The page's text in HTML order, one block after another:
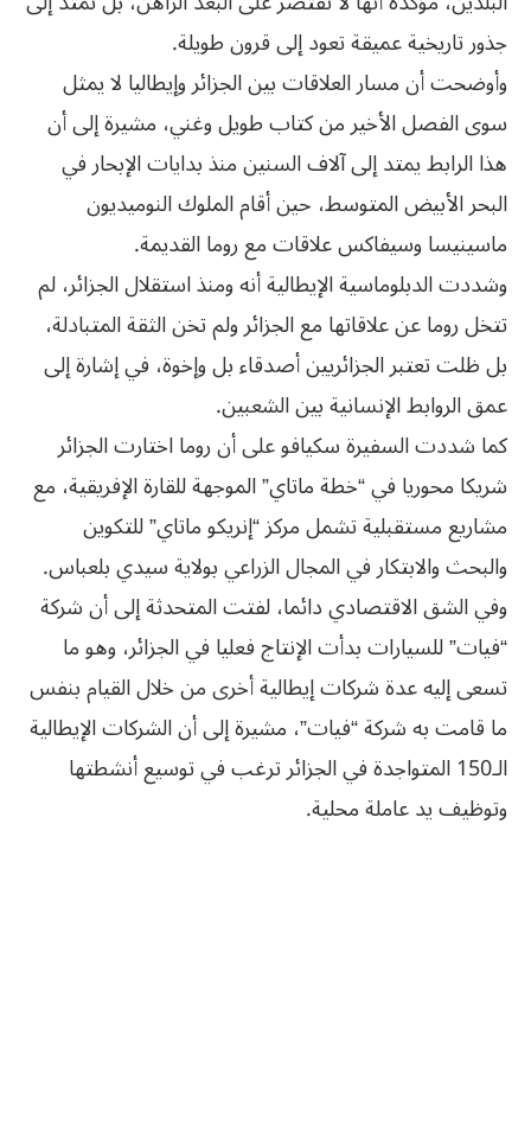
جذور تاريخية عميقة تعود إلى قرون طويلة.
وأوضحت أن مسار العلاقات بين الجزائر وإيطاليا لا يمثل
سوى الفصل الأخير من كتاب طويل وغني، مشيرة إلى أن
هذا الرابط يمتد إلى آلاف السنين منذ بدايات الإبحار في
البحر الأبيض المتوسط، حين أقام الملوك النوميديون
ماسينيسا وسيفاكس علاقات مع روما القديمة.
وشددت الدبلوماسية الإيطالية أنه ومنذ استقلال الجزائر، لم
تتخل روما عن علاقاتها مع الجزائر ولم تخن الثقة المتبادلة،
بل ظلت تعتبر الجزائريين أصدقاء بل وإخوة، في إشارة إلى
عمق الروابط الإنسانية بين الشعبين.
كما شددت السفيرة سكيافو على أن روما اختارت الجزائر
شريكا محوريا في “خطة ماتاي” الموجهة للقارة الإفريقية، مع
مشاريع مستقبلية تشمل مركز “إنريكو ماتاي” للتكوين
والبحث والابتكار في المجال الزراعي بولاية سيدي بلعباس.
وفي الشق الاقتصادي دائما، لفتت المتحدثة إلى أن شركة
“فيات” للسيارات بدأت الإنتاج فعليا في الجزائر، وهو ما
تسعى إليه عدة شركات إيطالية أخرى من خلال القيام بنفس
ما قامت به شركة “فيات”، مشيرة إلى أن الشركات الإيطالية
الـ150 المتواجدة في الجزائر ترغب في توسيع أنشطتها
وتوظيف يد عاملة محلية.